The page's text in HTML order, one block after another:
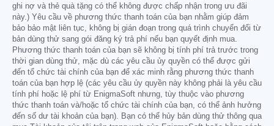
ghi nợ và thẻ quà tặng có thể không được chấp nhận trong ưu đãi
này.) Yêu cầu về phương thức thanh toán của bạn nhằm giúp đảm
bảo bảo mật liên tục, không bị gián đoạn trong quá trình chuyển đổi từ
bản dùng thử sang gói đăng ký trả phí nếu bạn quyết định mua.
Phương thức thanh toán của bạn sẽ không bị tính phí trả trước trong
thời gian dùng thử, mặc dù các yêu cầu ủy quyền có thể được gửi
đến tổ chức tài chính của bạn để xác minh rằng phương thức thanh
toán của bạn hợp lệ (các yêu cầu ủy quyền này không phải là yêu cầu
tính phí hoặc lệ phí từ EnigmaSoft nhưng, tùy thuộc vào phương
thức thanh toán và/hoặc tổ chức tài chính của bạn, có thể ảnh hưởng
đến số dư tài khoản của bạn). Bạn có thể hủy bản dùng thử thông qua